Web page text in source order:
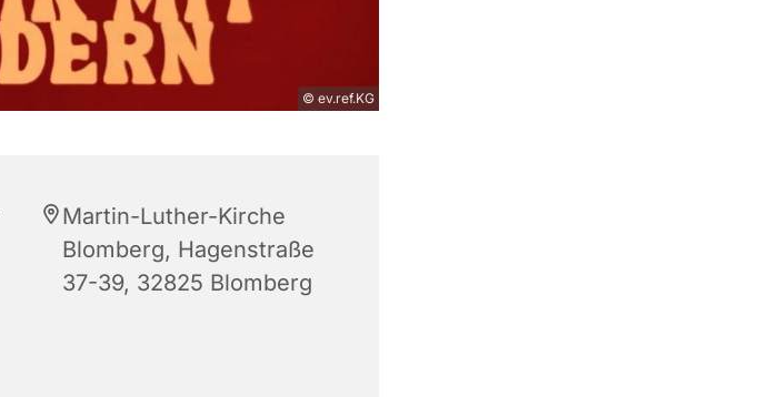
© ev.ref.KG
Martin-Luther-Kirche
Blomberg, Hagenstraße
37-39, 32825 Blomberg